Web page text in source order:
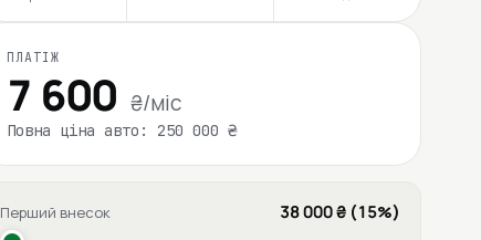
ПЛАТІЖ
7 600 ₴/міс
Повна ціна авто: 250 000 ₴
Перший внесок 38 000 ₴ (15%)